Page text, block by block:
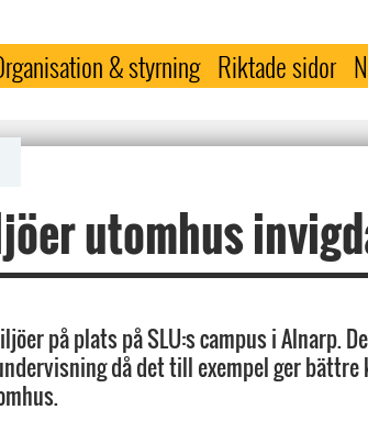
& styrning Riktade sidor
utomhus
på plats på SLU:s campus i Alnarp.
då det till exempel ger